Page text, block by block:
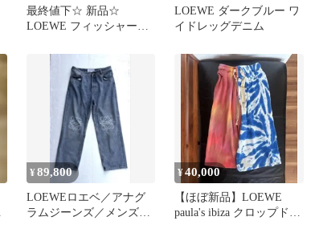
最終値下☆ 新品☆
LOEWE フィッシャーマ
LOEWE ダークブルー ワ
イドレッグデニム
¥89,800
LOEWEロエベ／アナグ
ラムジーンズ／メンズ／
¥40,000
【ほぼ新品】LOEWE
paula's ibiza クロップド